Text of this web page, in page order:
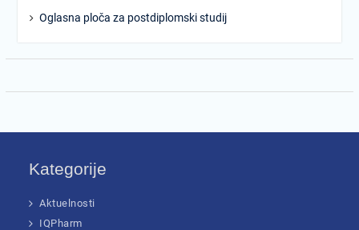
Oglasna ploča za postdiplomski studij
Kategorije
Aktuelnosti
IQPharm